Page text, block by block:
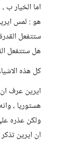
اما الخيار ب
هو : لمس
ستتفعل
هل ستتفعل
كل هذه
ايرين عرف
هستوريا ،
ولكن عذره
ان ايرين